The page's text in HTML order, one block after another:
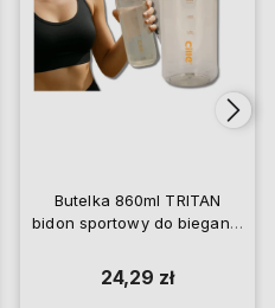
Butelka 860ml TRITAN
bidon sportowy do biegania
wodę
24,29 zł